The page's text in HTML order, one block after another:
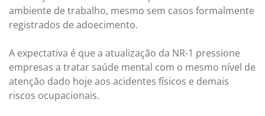
ambiente de trabalho, mesmo sem casos formalmente
registrados de adoecimento.
A expectativa é que a atualização da NR-1 pressione
empresas a tratar saúde mental com o mesmo nível de
atenção dado hoje aos acidentes físicos e demais
riscos ocupacionais.